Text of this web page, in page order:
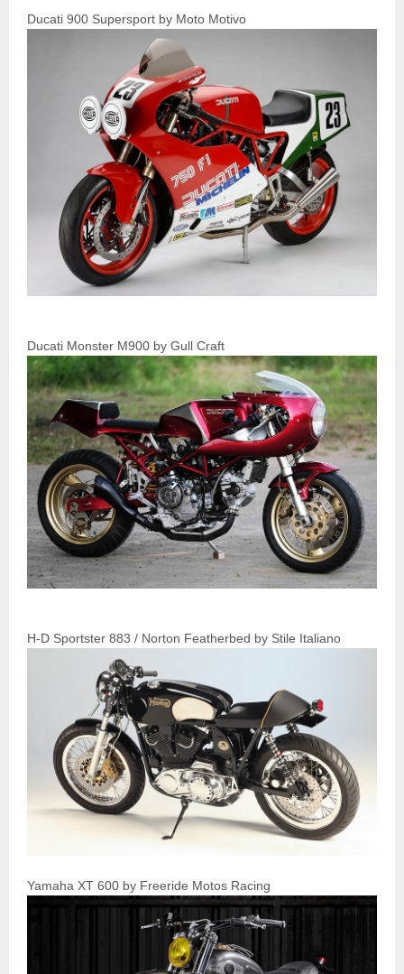
Ducati 900 Supersport by Moto Motivo
Ducati Monster M900 by Gull Craft
H-D Sportster 883 / Norton Featherbed by Stile Italiano
Yamaha XT 600 by Freeride Motos Racing